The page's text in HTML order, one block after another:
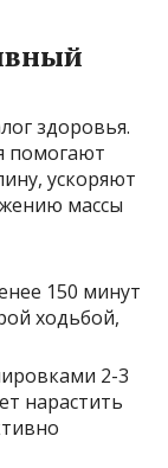
здоровья.
помогают
ускоряют
массы
150 минут
ходьбой,
2-3
нарастить